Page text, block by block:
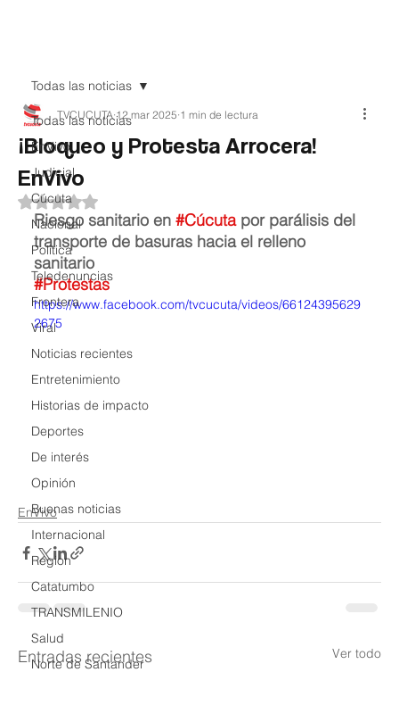
Todas las noticias
EnVivo
Judicial
Cúcuta
Nacional
Política
Teledenuncias
Frontera
Viral
Noticias recientes
Entretenimiento
Historias de impacto
Deportes
De interés
Opinión
Buenas noticias
Internacional
Region
Catatumbo
TRANSMILENIO
Salud
Norte de Santander
Todas las noticias
¡Bloqueo y Protesta Arrocera!
EnVivo
TVCUCUTA 12 mar 2025 1 min de lectura
Obtuvo NaN de 5 estrellas.
Riesgo sanitario en #Cúcuta por parálisis del
transporte de basuras hacia el relleno
sanitario
#Protestas
https://www.facebook.com/tvcucuta/videos/66124395629
2675
EnVivo
Entradas recientes Ver todo